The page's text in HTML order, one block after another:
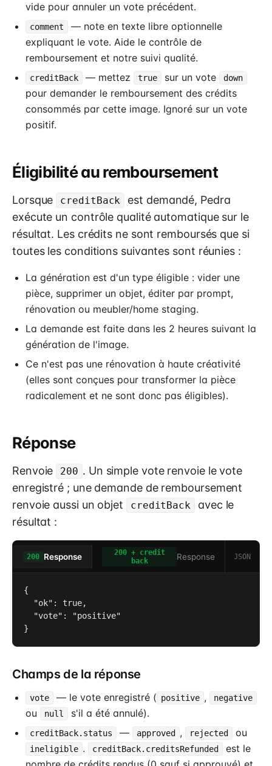
vide pour annuler un vote précédent.
comment
— note en texte libre optionnelle
expliquant le vote. Aide le contrôle de
remboursement et notre suivi qualité.
creditBack — mettez true sur un vote down
pour demander le remboursement des crédits
consommés par cette image. Ignoré sur un vote
positif.
Éligibilité au remboursement
Lorsque creditBack
est demandé, Pedra
exécute un contrôle qualité automatique sur le
résultat. Les crédits ne sont remboursés que si
toutes les conditions suivantes sont réunies :
La génération est d'un type éligible : vider une
pièce, supprimer un objet, éditer par prompt,
rénovation ou meubler/home staging.
La demande est faite dans les 2 heures suivant la
génération de l'image.
Ce n'est pas une rénovation à haute créativité
(elles sont conçues pour transformer la pièce
radicalement et ne sont donc pas éligibles).
Réponse
Renvoie 200 . Un simple vote renvoie le vote
enregistré ; une demande de remboursement
renvoie aussi un objet
creditBack
avec le
résultat :
200 Response
200 + credit
back
Response JSON
{
  "ok": true,
  "vote": "positive"
}
Champs de la réponse
vote — le vote enregistré ( positive , negative
ou null s'il a été annulé).
creditBack.status — approved , rejected ou
ineligible . creditBack.creditsRefunded
est le